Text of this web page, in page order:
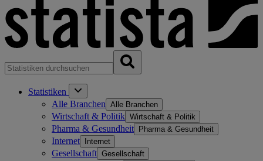
Statistiken
Alle Branchen Alle Branchen
Wirtschaft & Politik Wirtschaft & Politik
Pharma & Gesundheit Pharma & Gesundheit
Internet Internet
Gesellschaft Gesellschaft